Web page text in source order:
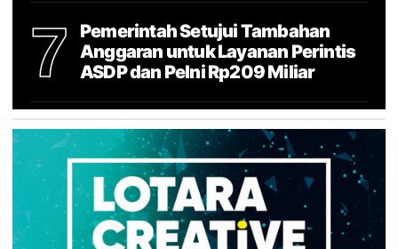
7
Pemerintah Setujui Tambahan
Anggaran untuk Layanan Perintis
ASDP dan Pelni Rp209 Miliar